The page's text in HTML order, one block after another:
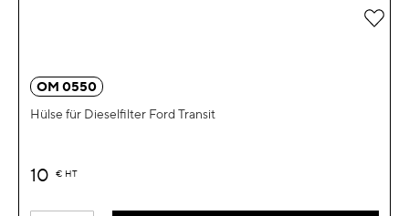
OM 0550
Hülse für Dieselfilter Ford Transit
10 € HT
Zur